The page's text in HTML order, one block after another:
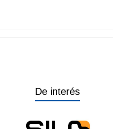
De interés